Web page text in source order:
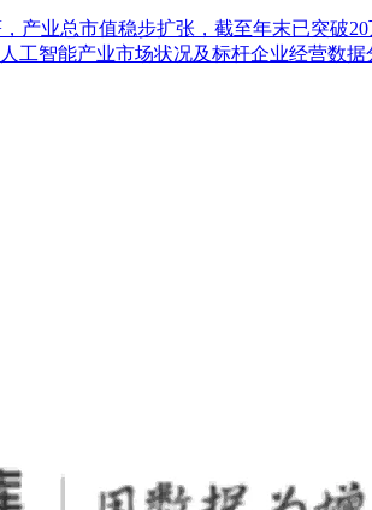
产业总市值稳步扩张，截至年末已突破
工智能产业市场状况及标杆企业经营数据